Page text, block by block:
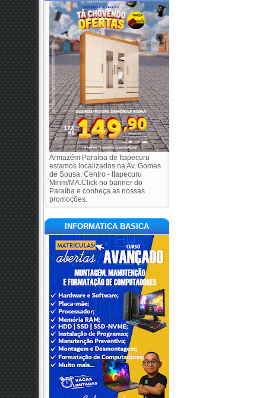
Armazém Paraíba de Itapecuru
estamos localizados na Av. Gomes
de Sousa, Centro - Itapecuru
Mirim/MA.Click no banner do
Paraíba e conheça as nossas
promoções.
INFORMATICA BASICA